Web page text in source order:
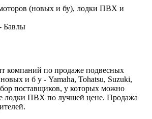
(новых и бу), лодки ПВХ и
Бавлы
компаний по продаже подвесных
и б у - Yamaha, Tohatsu, Suzuki,
поставщиков, у которых можно
лодки ПВХ по лучшей цене. Продажа